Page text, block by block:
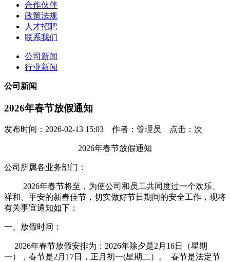
合作伙伴
政策法规
人才招聘
联系我们
公司新闻
行业新闻
公司新闻
2026年春节放假通知
发布时间：2026-02-13 15:03 作者：管理员 点击： 次
2026年春节放假通知
公司所属各业务部门：
2026年春节将至，为使公司和员工共同度过一个欢乐、
祥和、平安的新春佳节，切实做好节日期间的安全工作，现将
有关事宜通知如下：
一、放假时间：
2026年春节放假安排为： 2026年除夕是2月 16日（星期
一），春节是2月 17日， 正月初一(星期二） 。
春节是法定节